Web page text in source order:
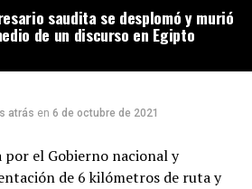
saudita se desplomó y murió
de un discurso en Egipto
atrás en 6 de octubre de 2021
por el Gobierno nacional y
de 6 kilómetros de ruta y